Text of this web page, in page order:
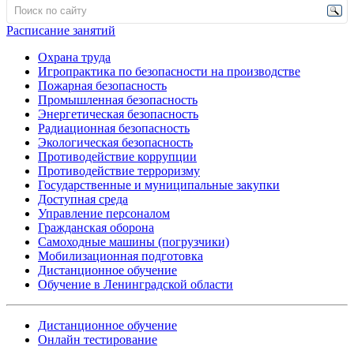
Расписание занятий
Охрана труда
Игропрактика по безопасности на производстве
Пожарная безопасность
Промышленная безопасность
Энергетическая безопасность
Радиационная безопасность
Экологическая безопасность
Противодействие коррупции
Противодействие терроризму
Государственные и муниципальные закупки
Доступная среда
Управление персоналом
Гражданская оборона
Самоходные машины (погрузчики)
Мобилизационная подготовка
Дистанционное обучение
Обучение в Ленинградской области
Дистанционное обучение
Онлайн тестирование